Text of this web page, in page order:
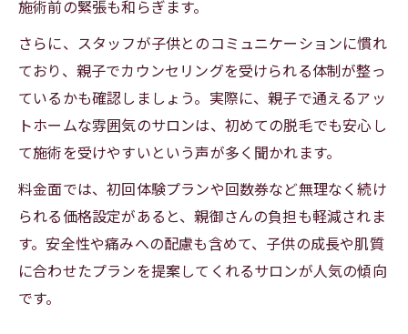
施術前の緊張も和らぎます。
さらに、スタッフが子供とのコミュニケーションに慣れ
ており、親子でカウンセリングを受けられる体制が整っ
ているかも確認しましょう。実際に、親子で通えるアッ
トホームな雰囲気のサロンは、初めての脱毛でも安心し
て施術を受けやすいという声が多く聞かれます。
料金面では、初回体験プランや回数券など無理なく続け
られる価格設定があると、親御さんの負担も軽減されま
す。安全性や痛みへの配慮も含めて、子供の成長や肌質
に合わせたプランを提案してくれるサロンが人気の傾向
です。